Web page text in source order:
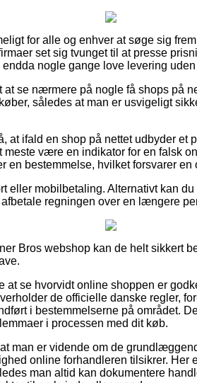
for alle og enhver at søge sig
set sig tvunget til at presse
nogle gange love levering
se nærmere på nogle få shops på
således at man er usvigeligt
ifald en shop på nettet udbyder et
meste være en indikator for en falsk
en bestemmelse, hvilket forsvarer
eller mobilbetaling. Alternativt kan
regningen over en længere
Bros webshop kan de helt sikkert
at se hvorvidt online shoppen er
de officielle danske regler,
i bestemmelserne på området.
i processen med dit køb.
man er vidende om de
online forhandleren tilsikrer. Her
man altid kan dokumentere